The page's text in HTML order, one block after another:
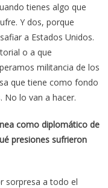
tienes algo que
Y dos, porque
a Estados Unidos.
o a que
militancia de los
que tiene como fondo
No lo van a hacer.
como diplomático de
presiones sufrieron
sorpresa a todo el